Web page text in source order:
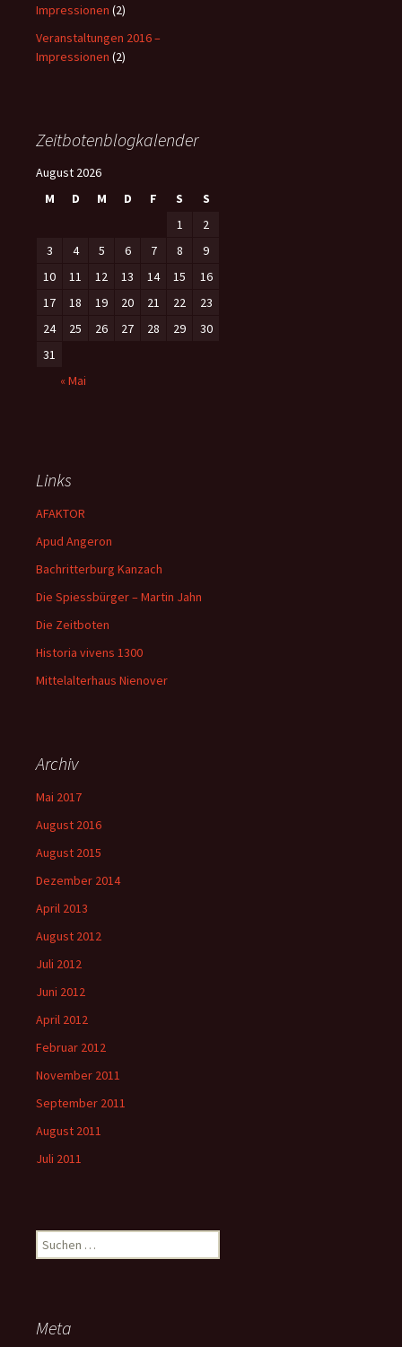
Impressionen (2)
Veranstaltungen 2016 –
Impressionen (2)
Zeitbotenblogkalender
August 2026
M
D M D F S
S
1
2
3
4 5 6 7 8
9
10
11 12 13 14 15
16
17
18 19 20 21 22
23
24
25 26 27 28 29
30
31
« Mai
Links
AFAKTOR
Apud Angeron
Bachritterburg Kanzach
Die Spiessbürger – Martin Jahn
Die Zeitboten
Historia vivens 1300
Mittelalterhaus Nienover
Archiv
Mai 2017
August 2016
August 2015
Dezember 2014
April 2013
August 2012
Juli 2012
Juni 2012
April 2012
Februar 2012
November 2011
September 2011
August 2011
Juli 2011
Suchen
nach:
Meta